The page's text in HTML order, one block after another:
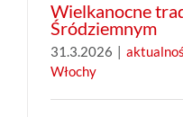
Wielkanocne
Śródziemnym
31.3.2026
Włochy